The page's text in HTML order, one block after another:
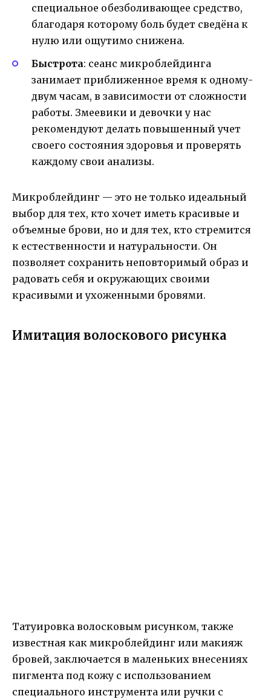
специальное обезболивающее средство,
благодаря которому боль будет сведёна к
нулю или ощутимо снижена.
Быстрота: сеанс микроблейдинга
занимает приближенное время к одному-
двум часам, в зависимости от сложности
работы. Змеевики и девочки у нас
рекомендуют делать повышенный учет
своего состояния здоровья и проверять
каждому свои анализы.
Микроблейдинг — это не только идеальный
выбор для тех, кто хочет иметь красивые и
объемные брови, но и для тех, кто стремится
к естественности и натуральности. Он
позволяет сохранить неповторимый образ и
радовать себя и окружающих своими
красивыми и ухоженными бровями.
Имитация волоскового рисунка
Татуировка волосковым рисунком, также
известная как микроблейдинг или макияж
бровей, заключается в маленьких внесениях
пигмента под кожу с использованием
специального инструмента или ручки с